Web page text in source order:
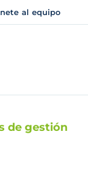
al equipo
de gestión